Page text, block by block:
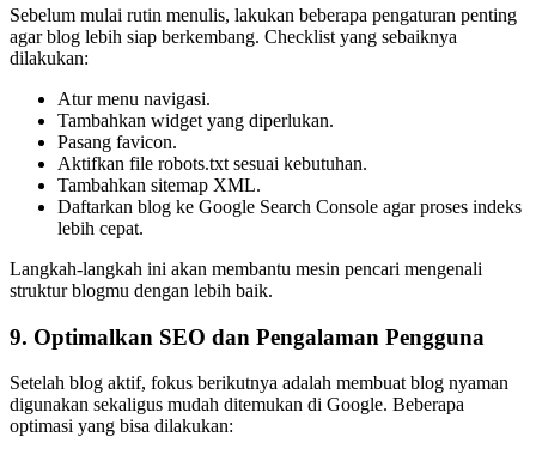
Sebelum mulai rutin menulis, lakukan beberapa pengaturan penting
agar blog lebih siap berkembang. Checklist yang sebaiknya
dilakukan:
Atur menu navigasi.
Tambahkan widget yang diperlukan.
Pasang favicon.
Aktifkan file robots.txt sesuai kebutuhan.
Tambahkan sitemap XML.
Daftarkan blog ke Google Search Console agar proses indeks
lebih cepat.
Langkah-langkah ini akan membantu mesin pencari mengenali
struktur blogmu dengan lebih baik.
9. Optimalkan SEO dan Pengalaman Pengguna
Setelah blog aktif, fokus berikutnya adalah membuat blog nyaman
digunakan sekaligus mudah ditemukan di Google. Beberapa
optimasi yang bisa dilakukan: